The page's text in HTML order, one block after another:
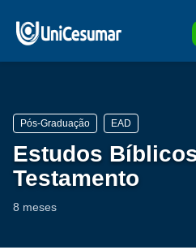
Pós-Graduação EAD
Estudos
Testamento
8 meses